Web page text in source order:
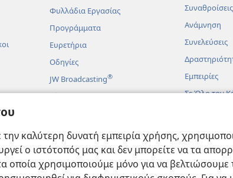
καλύτερη δυνατή εμπειρία χρήσης,
ο ιστότοπός μας και δεν μπορείτε να τα
οποία χρησιμοποιούμε μόνο για να
Φυλλάδια Εργασίας
Προγράμματα
Ευρετήρια
Οδηγίες
JW Broadcasting®
Βίντεο
Ηχητικά Δράματα
Δραματοποιημένες Βιβλικές
Αναγνώσεις
Συναθροίσεις
Ανάμνηση
Συνελεύσεις
Εμπειρίες
Σε Όλο τον